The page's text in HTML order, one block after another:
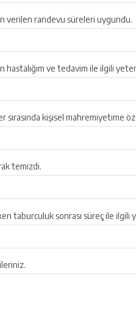
verilen randevu süreleri uygundu.
hastalığım ve tedavim ile ilgili
sırasında kişisel mahremiyetime
temizdi.
taburculuk sonrası süreç ile ilgili